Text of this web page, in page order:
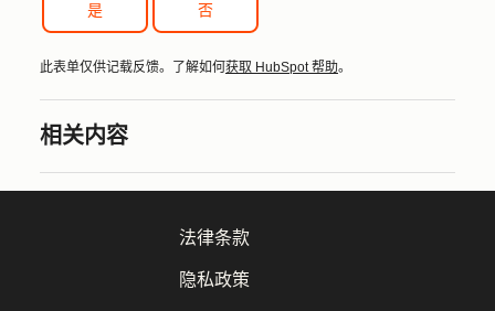
是 否
此表单仅供记载反馈。了解如何获取 HubSpot 帮助。
相关内容
法律条款
隐私政策